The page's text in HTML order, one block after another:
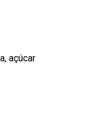
açúcar